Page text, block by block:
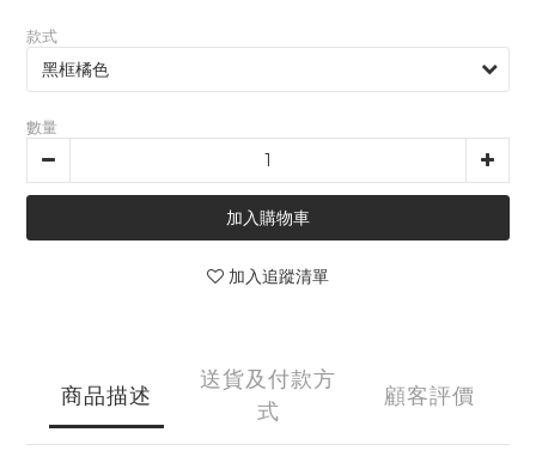
款式
數量
加入購物車
加入追蹤清單
商品描述
送貨及付款方
式
顧客評價